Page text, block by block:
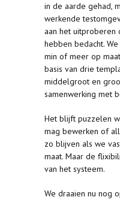
in de aarde gehad,
werkende
aan het
hebben bedacht.
min of meer op
basis van drie
middelgroot en
samenwerking met
Het blijft puzzelen
mag bewerken of
zo blijven als we
maat. Maar de
van het systeem.
We draaien nu nog